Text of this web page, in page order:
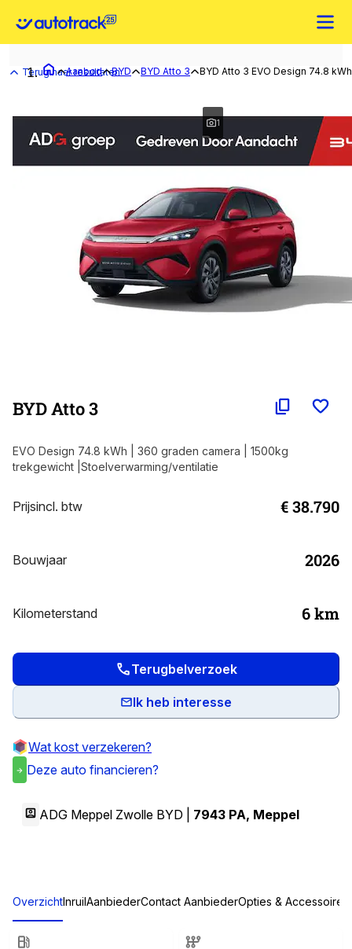
Terug naar resultaten
Aanbod BYD BYD Atto 3 BYD Atto 3 EVO Design 74.8
1
BYD Atto 3
EVO Design 74.8 kWh | 360 graden camera | 1500kg
trekgewicht |Stoelverwarming/ventilatie
Prijsincl. btw € 38.790
Bouwjaar 2026
Kilometerstand 6km
Ik heb interesse
Terugbelverzoek
Wat kost verzekeren?
Deze auto financieren?
ADG Meppel Zwolle BYD | 7943 PA, Meppel
OverzichtInruil AanbiederContact AanbiederOpties & Accessoires